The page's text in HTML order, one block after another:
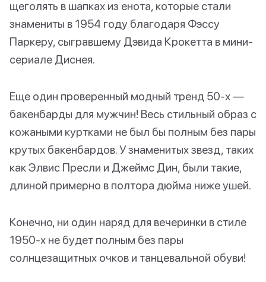
щеголять в шапках из енота, которые стали
знамениты в 1954 году благодаря Фэссу
Паркеру, сыгравшему Дэвида Крокетта в мини-
сериале Диснея.
Еще один проверенный модный тренд 50-х —
бакенбарды для мужчин! Весь стильный образ с
кожаными куртками не был бы полным без пары
крутых бакенбардов. У знаменитых звезд, таких
как Элвис Пресли и Джеймс Дин, были такие,
длиной примерно в полтора дюйма ниже ушей.
Конечно, ни один наряд для вечеринки в стиле
1950-х не будет полным без пары
солнцезащитных очков и танцевальной обуви!